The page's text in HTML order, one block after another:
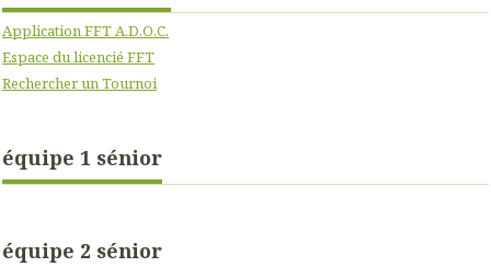
Application FFT A.D.O.C.
Espace du licencié FFT
Rechercher un Tournoi
équipe 1 sénior
équipe 2 sénior